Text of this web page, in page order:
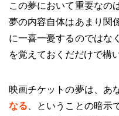
この夢において重要なの
夢の内容自体はあまり関
に一喜一憂するのではな
を覚えておくだだけで構
映画チケットの夢は、あ
なる、ということの暗示